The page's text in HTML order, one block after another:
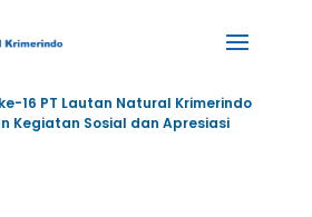
16 PT Lautan Natural Krimerindo
Kegiatan Sosial dan Apresiasi